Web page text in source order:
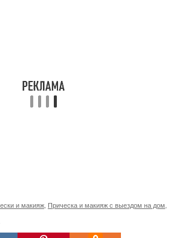
и макияж Прическа и макияж с выездом на дом